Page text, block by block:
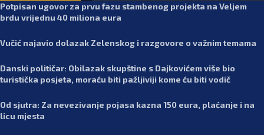
Potpisan ugovor za prvu fazu stambenog projekta na Veljem
brdu vrijednu 40 miliona eura
Vučić najavio dolazak Zelenskog i razgovore o važnim temama
Danski političar: Obilazak skupštine s Dajkovićem više bio
turistička posjeta, moraću biti pažljiviji kome ću biti vodič
Od sjutra: Za nevezivanje pojasa kazna 150 eura, plaćanje i na
licu mjesta